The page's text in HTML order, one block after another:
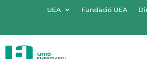
UEA Fundació UEA